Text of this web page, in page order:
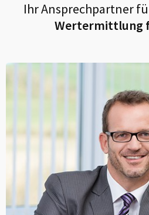
Ihr Ansprechpartner
Wertermittlung